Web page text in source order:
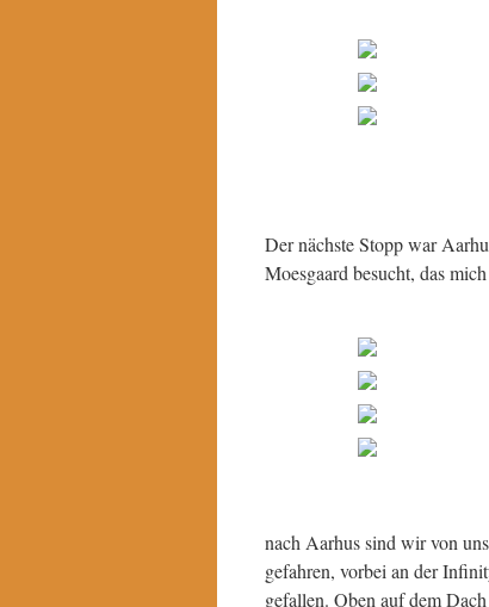
Der nächste Stopp war
Moesgaard besucht, das
nach Aarhus sind wir von
gefahren, vorbei an der
gefallen. Oben auf dem